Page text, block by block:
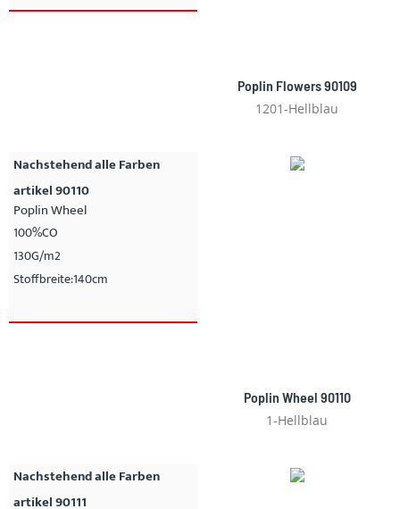
Poplin Flowers 90109
1201-Hellblau
Nachstehend alle Farben
artikel 90110
Poplin Wheel
100%CO
130G/m2
Stoffbreite:140cm
Poplin Wheel 90110
1-Hellblau
Nachstehend alle Farben
artikel 90111